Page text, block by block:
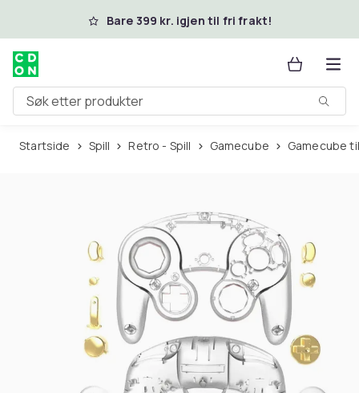
Hopp til hovedinnholdBare 399 kr. igjen til fri frakt!
Søk etter produkter
Startside Spill Retro - Spill Gamecube Gamecube